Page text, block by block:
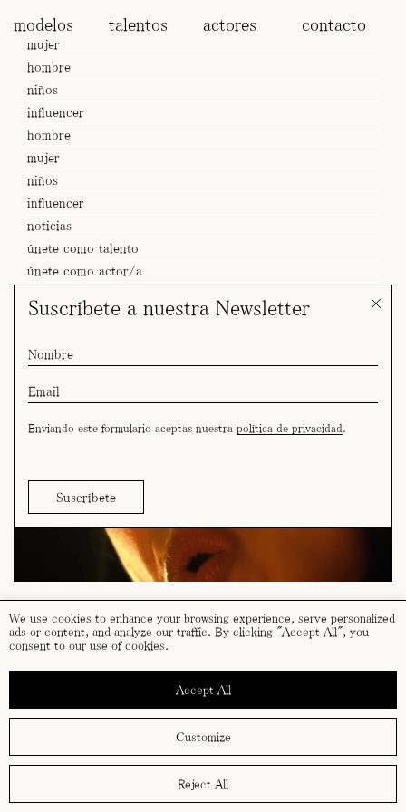
We use cookies to enhance your browsing experience, serve personalized
ads or content, and analyze our traffic. By clicking "Accept All", you
consent to our use of cookies.
Customize
Reject All
Accept All
modelos talentos actores contacto
mujer
hombre
niños
influencer
hombre
mujer
niños
influencer
noticias
únete como talento
únete como actor/a
Suscríbete a nuestra Newsletter
Enviando este formulario aceptas nuestra política de privacidad
términos y condiciones
política de cookies